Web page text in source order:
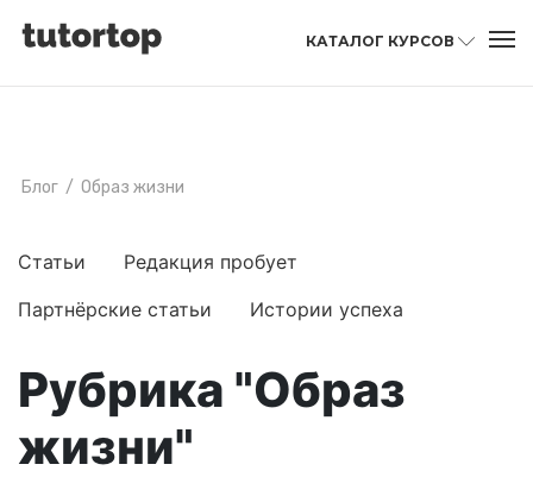
КАТАЛОГ КУРСОВ
Блог / Образ жизни
Статьи
Редакция пробует
Партнёрские статьи
Истории успеха
Рубрика "Образ
жизни"